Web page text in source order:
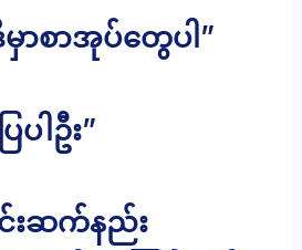
ဒီမှာစာအုပ်တွေပါ”
ပါဦး”
းဆက်နည်း